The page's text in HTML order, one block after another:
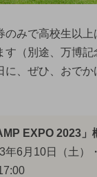
のみで高校生以
す（別途、万博
に、ぜひ、おで
EXPO 2023」
年6月10日（土）